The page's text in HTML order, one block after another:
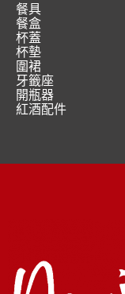
餐具
餐盒
杯蓋
杯墊
圍裙
牙籤座
開瓶器
紅酒配件